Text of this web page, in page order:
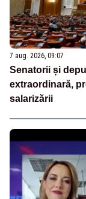
7 aug. 2026, 09:07
Senatorii și
extraordinară,
salarizării